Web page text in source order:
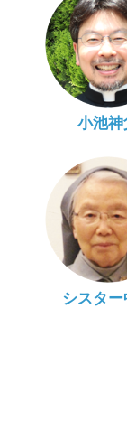
小池神
シスター